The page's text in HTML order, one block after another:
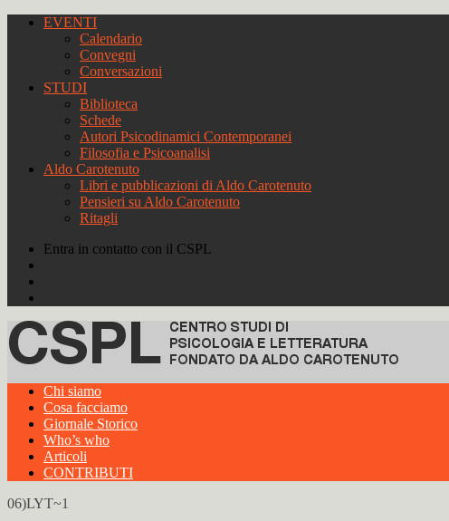
EVENTI
Calendario
Convegni
Conversazioni
STUDI
Biblioteca
Schede
Autori Psicodinamici Contemporanei
Filosofia e Psicoanalisi
Aldo Carotenuto
Libri e pubblicazioni di Aldo Carotenuto
Pensieri su Aldo Carotenuto
Ritagli
Entra in contatto con il CSPL
Chi siamo
Cosa facciamo
Giornale Storico
Who’s who
Articoli
CONTRIBUTI
06)LYT~1